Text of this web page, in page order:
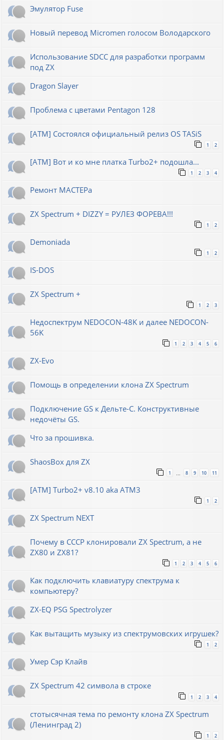
Эмулятор Fuse
Новый перевод Micromen голосом Володарского
Использование SDCC для разработки программ
под ZX
Dragon Slayer
Проблема с цветами Pentagon 128
[ATM] Состоялся официальный релиз OS TASiS
1 2
[ATM] Вот и ко мне платка Turbo2+ подошла...
1 2 3 4
Ремонт МАСТЕРа
ZX Spectrum + DIZZY = РУЛЕЗ ФОРЕВА!!!
1 2
Demoniada
1 2
IS-DOS
ZX Spectrum +
1 2 3
Недоспектрум NEDOCON-48K и далее NEDOCON-
56K
1 2 3 4 5 6
ZX-Evo
Помощь в определении клона ZX Spectrum
Подключение GS к Дельте-С. Конструктивные
недочёты GS.
Что за прошивка.
ShaosBox для ZX
1 … 8 9 10 11
[ATM] Turbo2+ v8.10 aka ATM3
1 2
ZX Spectrum NEXT
Почему в СССР клонировали ZX Spectrum, а не
ZX80 и ZX81?
1 2 3 4 5 6
Как подключить клавиатуру спектрума к
компьютеру?
ZX-EQ PSG Spectrolyzer
Как вытащить музыку из спектрумовских игрушек?
1 2
Умер Сэр Клайв
ZX Spectrum 42 символа в строке
1 2 3 4
стотысячная тема по ремонту клона ZX Spectrum
(Ленинград 2)
1 2